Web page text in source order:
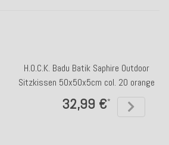
H.O.C.K. Badu Batik Saphire Outdoor
Sitzkissen 50x50x5cm col. 20 orange
32,99 €*